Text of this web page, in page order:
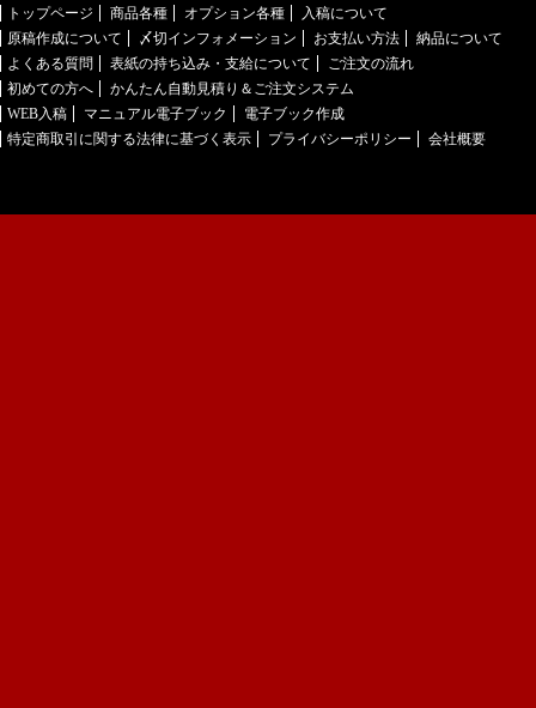
トップページ 商品各種 オプション各種
入稿について
原稿作成について
〆切インフォメーション お支払い方法
納品について
よくある質問
表紙の持ち込み・支給について
ご注文の流れ
初めての方へ
かんたん自動見積り＆ご注文システム
WEB入稿
マニュアル電子ブック
電子ブック作成
特定商取引に関する法律に基づく表示
プライバシーポリシー 会社概要